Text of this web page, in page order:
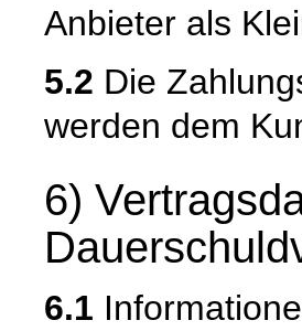
Anbieter als
5.2 Die
werden dem
6)
6.1